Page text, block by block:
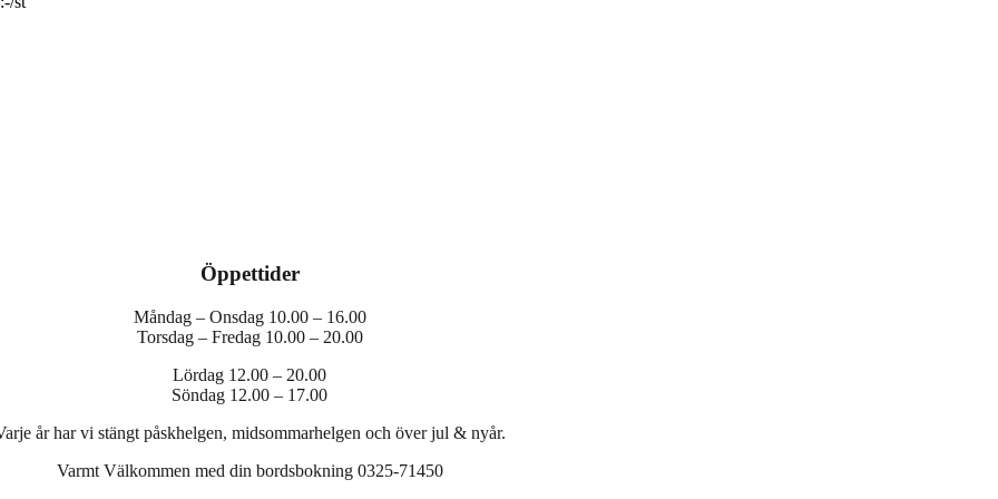
Öppettider
Måndag – Onsdag 10.00 – 16.00
Torsdag – Fredag 10.00 – 20.00
Lördag 12.00 – 20.00
Söndag 12.00 – 17.00
år har vi stängt påskhelgen, midsommarhelgen och över jul & nyår.
Varmt Välkommen med din bordsbokning 0325-71450